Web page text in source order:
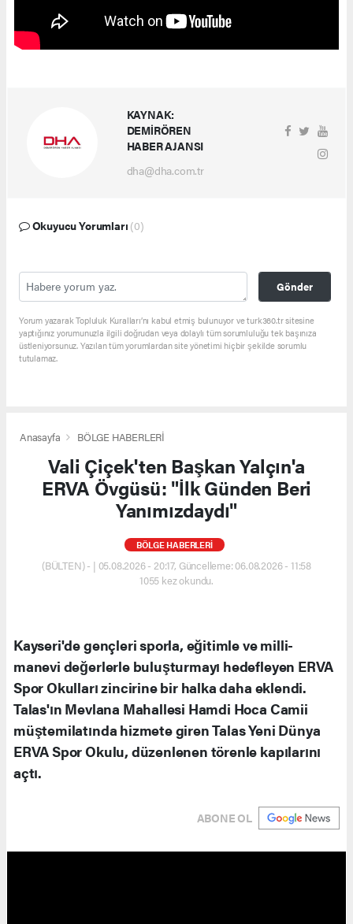
KAYNAK:
DEMİRÖREN
HABER AJANSI
dha@dha.com.tr
Okuyucu Yorumları (0)
Gönder
Yorum yazarak Topluluk Kuralları’nı kabul etmiş bulunuyor ve turk360.tr sitesine
yaptığınız yorumunuzla ilgili doğrudan veya dolaylı tüm sorumluluğu tek başınıza
üstleniyorsunuz. Yazılan tüm yorumlardan site yönetimi hiçbir şekilde sorumlu
tutulamaz.
Anasayfa BÖLGE HABERLERİ
Vali Çiçek'ten Başkan Yalçın'a
ERVA Övgüsü: "İlk Günden Beri
Yanımızdaydı"
BÖLGE HABERLERİ
(BÜLTEN) - | 05.08.2026 - 20:17, Güncelleme: 06.08.2026 - 11:58
1055 kez okundu.
Kayseri'de gençleri sporla, eğitimle ve milli-
manevi değerlerle buluşturmayı hedefleyen ERVA
Spor Okulları zincirine bir halka daha eklendi.
Talas'ın Mevlana Mahallesi Hamdi Hoca Camii
müştemilatında hizmete giren Talas Yeni Dünya
ERVA Spor Okulu, düzenlenen törenle kapılarını
açtı.
ABONE OL